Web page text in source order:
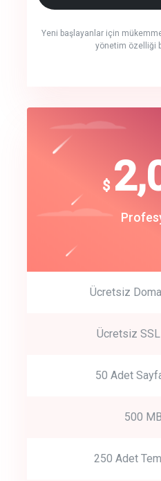
Yeni başlayanlar için
yönetim özelliği
crm auto cync
track energy
Get
Start by trying our service for 30 days
$
Ücretsiz
Ücretsiz
50 Adet
500
250 Adet
Start Up
Best Choice